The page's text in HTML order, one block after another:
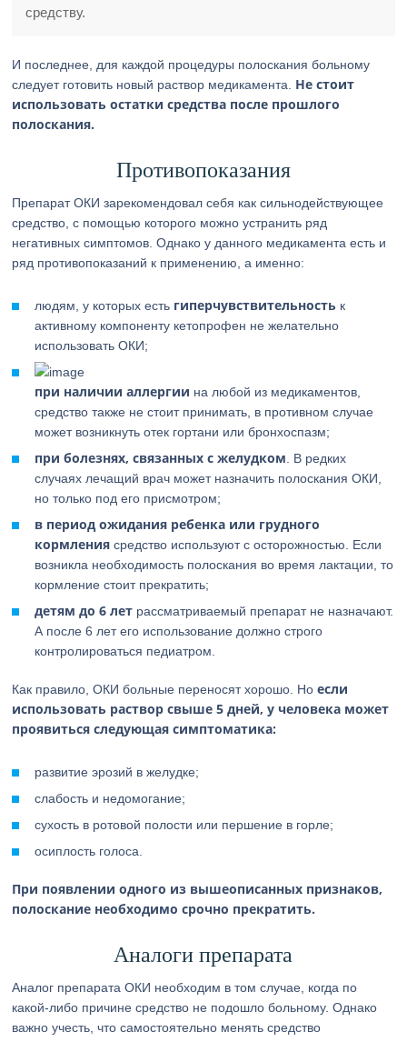
средству.
И последнее, для каждой процедуры полоскания больному
следует готовить новый раствор медикамента. Не стоит
использовать остатки средства после прошлого
полоскания.
Противопоказания
Препарат ОКИ зарекомендовал себя как сильнодействующее
средство, с помощью которого можно устранить ряд
негативных симптомов. Однако у данного медикамента есть и
ряд противопоказаний к применению, а именно:
людям, у которых есть гиперчувствительность к
активному компоненту кетопрофен не желательно
использовать ОКИ;
при наличии аллергии на любой из медикаментов,
средство также не стоит принимать, в противном случае
может возникнуть отек гортани или бронхоспазм;
при болезнях, связанных с желудком . В редких
случаях лечащий врач может назначить полоскания ОКИ,
но только под его присмотром;
в период ожидания ребенка или грудного
кормления средство используют с осторожностью. Если
возникла необходимость полоскания во время лактации, то
кормление стоит прекратить;
детям до 6 лет рассматриваемый препарат не назначают.
А после 6 лет его использование должно строго
контролироваться педиатром.
Как правило, ОКИ больные переносят хорошо. Ноесли
использовать раствор свыше 5 дней, у человека может
проявиться следующая симптоматика:
развитие эрозий в желудке;
слабость и недомогание;
сухость в ротовой полости или першение в горле;
осиплость голоса.
При появлении одного из вышеописанных признаков,
полоскание необходимо срочно прекратить.
Аналоги препарата
Аналог препарата ОКИ необходим в том случае, когда по
какой-либо причине средство не подошло больному. Однако
важно учесть, что самостоятельно менять средство